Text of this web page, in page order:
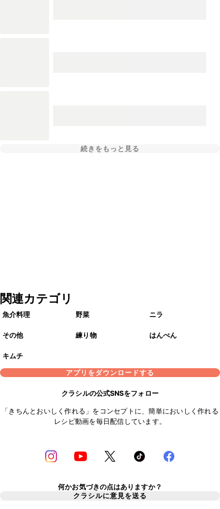
続きをもっと見る
関連カテゴリ
魚介料理 野菜 ニラ
その他 練り物 はんぺん
キムチ
アプリをダウンロードする
クラシルの公式SNSをフォロー
「きちんとおいしく作れる」をコンセプトに、簡単においしく作れる
レシピ動画を毎日配信しています。
何かお気づきの点はありますか？
クラシルに意見を送る